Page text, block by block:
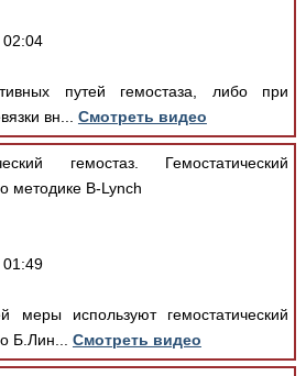
02:04
путей гемостаза, либо при
вн... Смотреть видео
гемостаз. Гемостатический
методике B-Lynch
01:49
меры используют гемостатический
Б.Лин... Смотреть видео